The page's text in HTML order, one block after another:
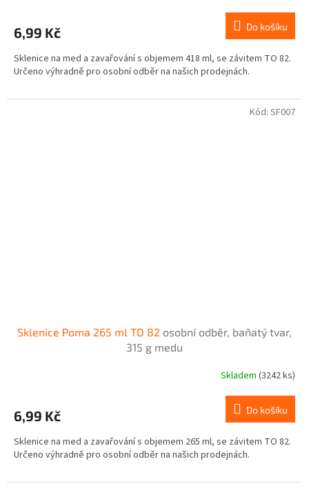
6,99 Kč Do košíku
Sklenice na med a zavařování s objemem 418 ml, se závitem TO 82.
Určeno výhradně pro osobní odběr na našich prodejnách.
Sklenice Poma 265 ml TO 82 osobní odběr, baňatý tvar,
315 g medu
Skladem (3242 ks)
6,99 Kč Do košíku
Sklenice na med a zavařování s objemem 265 ml, se závitem TO 82.
Určeno výhradně pro osobní odběr na našich prodejnách.
Kód: SF007